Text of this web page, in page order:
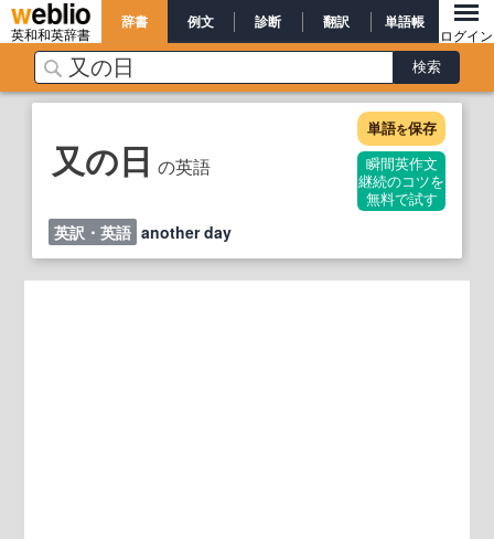
英和和英辞書
辞書 例文 診断 翻訳 単語帳
ログイン
又の日 の英語
単語を保存
瞬間英作文
継続のコツを
無料で試す
英訳・英語 another day